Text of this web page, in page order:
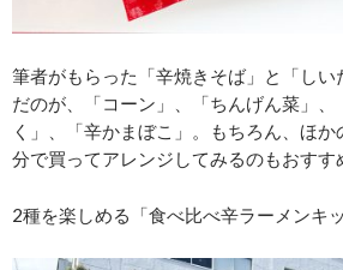
筆者がもらった「辛焼きそば」と「しい
だのが、「コーン」、「ちんげん菜」、
く」、「辛かまぼこ」。もちろん、ほ
分で買ってアレンジしてみるのもおすす
2種を楽しめる「食べ比べ辛ラーメンキ